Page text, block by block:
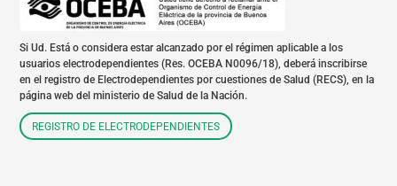
Si Ud. Está o considera estar alcanzado por el régimen aplicable a los
usuarios electrodependientes (Res. OCEBA N0096/18), deberá inscribirse
en el registro de Electrodependientes por cuestiones de Salud (RECS), en la
página web del ministerio de Salud de la Nación.
REGISTRO DE ELECTRODEPENDIENTES